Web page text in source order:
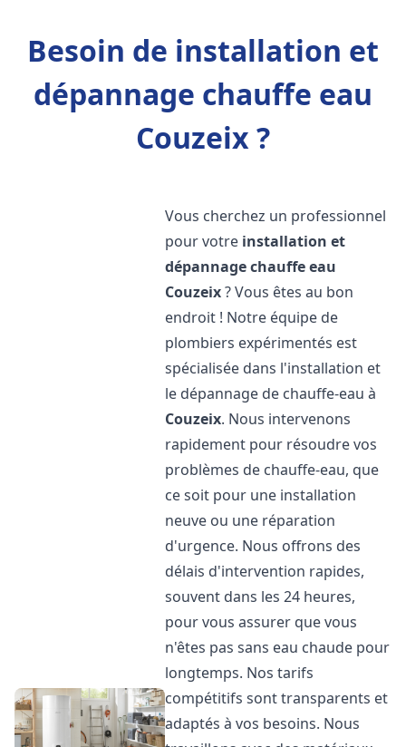
Besoin de installation et
dépannage chauffe eau
Couzeix ?
Vous cherchez un professionnel
pour votre installation et
dépannage chauffe eau
Couzeix? Vous êtes au bon
endroit ! Notre équipe de
plombiers expérimentés est
spécialisée dans l'installation et
le dépannage de chauffe-eau à
Couzeix. Nous intervenons
rapidement pour résoudre vos
problèmes de chauffe-eau, que
ce soit pour une installation
neuve ou une réparation
d'urgence. Nous offrons des
délais d'intervention rapides,
souvent dans les 24 heures,
pour vous assurer que vous
n'êtes pas sans eau chaude pour
longtemps. Nos tarifs
compétitifs sont transparents et
adaptés à vos besoins. Nous